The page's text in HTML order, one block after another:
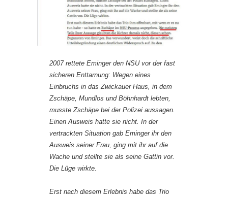
2007 rettete Eminger den NSU vor der fast
sicheren Enttarnung: Wegen eines
Einbruchs in das Zwickauer Haus, in dem
Zschäpe, Mundlos und Böhnhardt lebten,
musste Zschäpe bei der Polizei aussagen.
Einen Ausweis hatte sie nicht. In der
vertrackten Situation gab Eminger ihr den
Ausweis seiner Frau, ging mit ihr auf die
Wache und stellte sie als seine Gattin vor.
Die Lüge wirkte.
Erst nach diesem Erlebnis habe das Trio